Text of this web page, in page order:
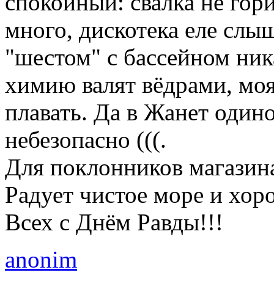
много, дискотека еле
"шестом" с бассейном
химию валят вёдрами,
плавать. Да в Жанет
небезопасно (((.
Для поклонников
Радует чистое море и
Всех с Днём Равды!!!
anonim